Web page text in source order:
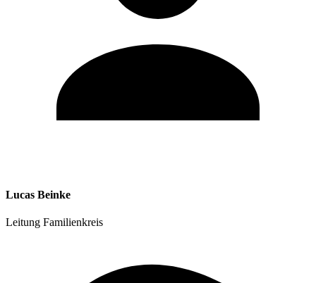
Lucas Beinke
Leitung Familienkreis